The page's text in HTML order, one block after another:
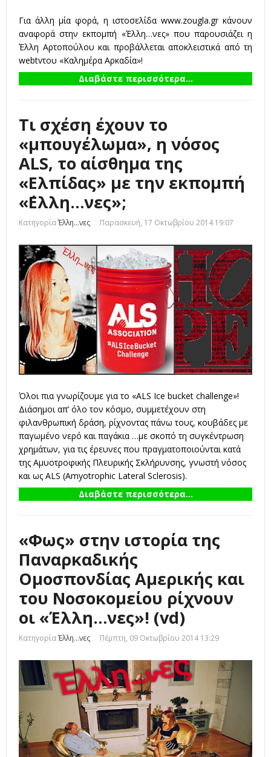
Για άλλη μία φορά, η ιστοσελίδα www.zougla.gr κάνουν
αναφορά στην εκπομπή «Έλλη…νες» που παρουσιάζει η
Έλλη Αρτοπούλου και προβάλλεται αποκλειστικά από τη
webtvτου «Καλημέρα Αρκαδία»!
Διαβάστε περισσότερα...
Τι σχέση έχουν το
«μπουγέλωμα», η νόσος
ALS, το αίσθημα της
«Ελπίδας» με την εκπομπή
«΄Ελλη…νες»;
ΚατηγορίαΈλλη...νες Παρασκευή, 17 Οκτωβρίου 2014 19:07
Όλοι πια γνωρίζουμε για το «ALS Ice bucket challenge»!
Διάσημοι απ’ όλο τον κόσμο, συμμετέχουν στη
φιλανθρωπική δράση, ρίχνοντας πάνω τους, κουβάδες με
παγωμένο νερό και παγάκια …με σκοπό τη συγκέντρωση
χρημάτων, για τις έρευνες που πραγματοποιούνται κατά
της Αμυοτροφικής Πλευρικής Σκλήρυνσης, γνωστή νόσος
και ως ALS (Amyotrophic Lateral Sclerosis).
Διαβάστε περισσότερα...
«Φως» στην ιστορία της
Παναρκαδικής
Ομοσπονδίας Αμερικής και
του Νοσοκομείου ρίχνουν
οι «Έλλη…νες»! (vd)
ΚατηγορίαΈλλη...νες Πέμπτη, 09 Οκτωβρίου 2014 13:29